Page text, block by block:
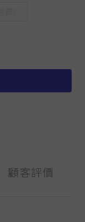
顧客評價